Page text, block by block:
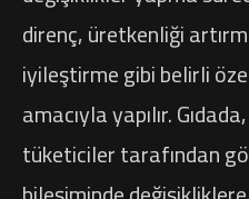
direnç, üretkenliği
iyileştirme gibi belirli
amacıyla yapılır.
tüketiciler tarafından